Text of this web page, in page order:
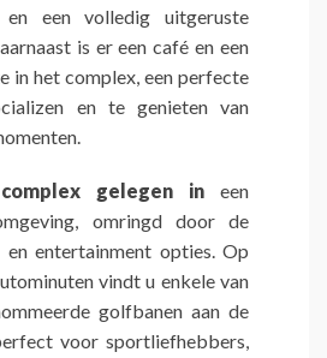
en een volledig uitgeruste
is er een café en een
in het complex, een perfecte
en te genieten van
gelegen in een
omringd door de
entertainment opties. Op
vindt u enkele van
golfbanen aan de
voor sportliefhebbers,